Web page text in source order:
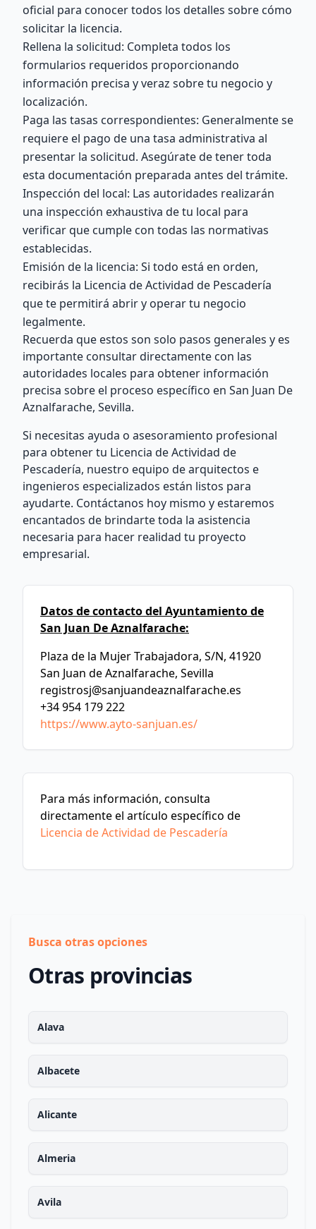
oficial para conocer todos los detalles sobre cómo
solicitar la licencia.
Rellena la solicitud: Completa todos los
formularios requeridos proporcionando
información precisa y veraz sobre tu negocio y
localización.
Paga las tasas correspondientes: Generalmente se
requiere el pago de una tasa administrativa al
presentar la solicitud. Asegúrate de tener toda
esta documentación preparada antes del trámite.
Inspección del local: Las autoridades realizarán
una inspección exhaustiva de tu local para
verificar que cumple con todas las normativas
establecidas.
Emisión de la licencia: Si todo está en orden,
recibirás la Licencia de Actividad de Pescadería
que te permitirá abrir y operar tu negocio
legalmente.
Recuerda que estos son solo pasos generales y es
importante consultar directamente con las
autoridades locales para obtener información
precisa sobre el proceso específico en San Juan De
Aznalfarache, Sevilla.
Si necesitas ayuda o asesoramiento profesional
para obtener tu Licencia de Actividad de
Pescadería, nuestro equipo de arquitectos e
ingenieros especializados están listos para
ayudarte. Contáctanos hoy mismo y estaremos
encantados de brindarte toda la asistencia
necesaria para hacer realidad tu proyecto
empresarial.
Datos de contacto del Ayuntamiento de
San Juan De Aznalfarache:
Plaza de la Mujer Trabajadora, S/N, 41920
San Juan de Aznalfarache, Sevilla
registrosj@sanjuandeaznalfarache.es
+34 954 179 222
https://www.ayto-sanjuan.es/
Para más información, consulta
directamente el artículo específico de
Licencia de Actividad de Pescadería
Busca otras opciones
Otras provincias
Alava
Albacete
Alicante
Almeria
Avila